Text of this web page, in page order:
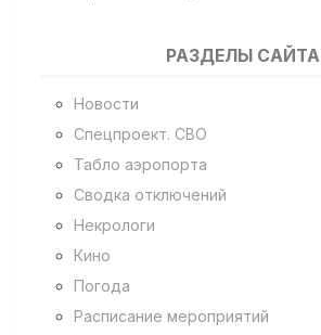
РАЗДЕЛЫ САЙТА
Новости
Спецпроект. СВО
Табло аэропорта
Сводка отключений
Некрологи
Кино
Погода
Расписание мероприятий